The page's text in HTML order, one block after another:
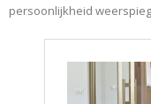
persoonlijkheid